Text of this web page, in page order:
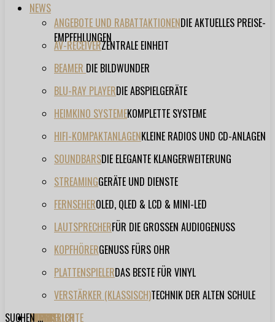
NEWS
ANGEBOTE UND RABATTAKTIONENDIE AKTUELLES PREISE-
EMPFEHLUNGEN
AV-RECEIVERZENTRALE EINHEIT
BEAMER DIE BILDWUNDER
BLU-RAY PLAYERDIE ABSPIELGERÄTE
HEIMKINO SYSTEMEKOMPLETTE SYSTEME
HIFI-KOMPAKTANLAGENKLEINE RADIOS UND CD-ANLAGEN
SOUNDBARSDIE ELEGANTE KLANGERWEITERUNG
STREAMINGGERÄTE UND DIENSTE
FERNSEHEROLED, QLED & LCD & MINI-LED
LAUTSPRECHERFÜR DIE GROSSEN AUDIOGENUSS
KOPFHÖRERGENUSS FÜRS OHR
PLATTENSPIELERDAS BESTE FÜR VINYL
VERSTÄRKER (KLASSISCH)TECHNIK DER ALTEN SCHULE
TESTBERICHTE
FORUM
FILME
VIDEOS
HERSTELLER
EVENT
SUCHEN ...